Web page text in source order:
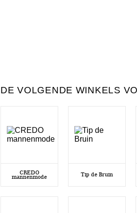
DE VOLGENDE WINKELS
CREDO
mannenmode Tip de Bruin